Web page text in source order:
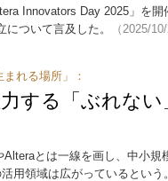
Innovators Day 2025」を
ついて言及した。
（2025/
まれる場所」：
する「ぶれな
とは一線を画し、中小
用領域は広がっているとい